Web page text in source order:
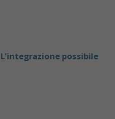
L’integrazione possibile